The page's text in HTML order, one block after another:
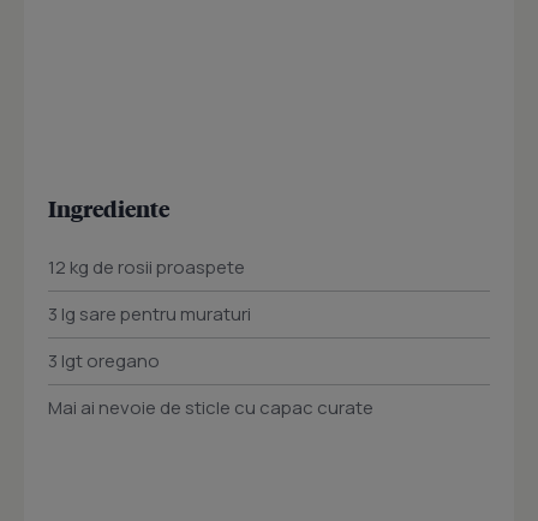
Ingrediente
12 kg de rosii proaspete
3 lg sare pentru muraturi
3 lgt oregano
Mai ai nevoie de sticle cu capac curate